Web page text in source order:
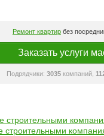
Ремонт квартирбез
Заказать услуги
Подрядчики:3035 компаний,
строительными